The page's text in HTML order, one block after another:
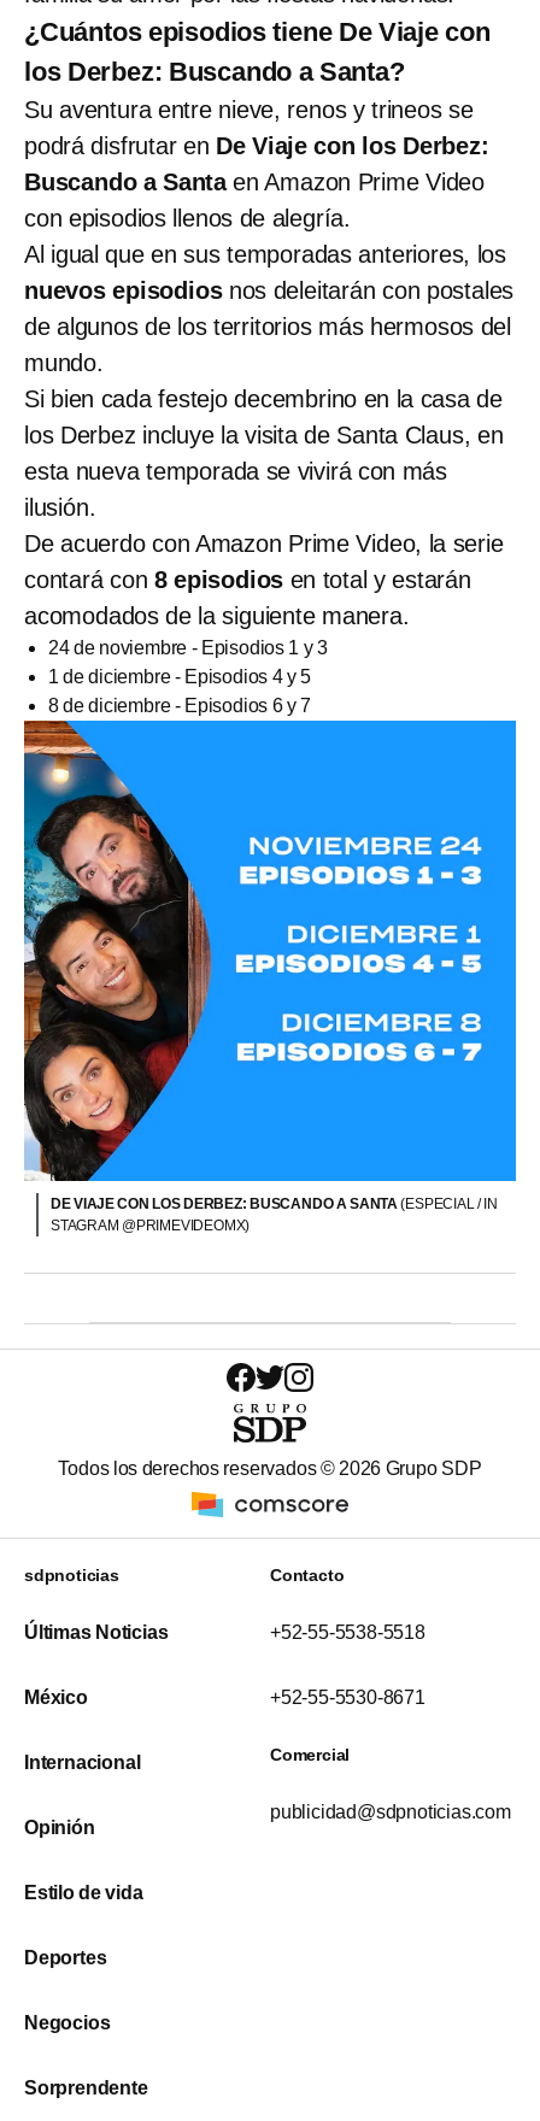
¿Cuántos episodios tiene De Viaje con
los Derbez: Buscando a Santa?
Su aventura entre nieve, renos y trineos se
podrá disfrutar en De Viaje con los Derbez:
Buscando a Santaen Amazon Prime Video
con episodios llenos de alegría.
Al igual que en sus temporadas anteriores, los
nuevos episodios nos deleitarán con postales
de algunos de los territorios más hermosos del
mundo.
Si bien cada festejo decembrino en la casa de
los Derbez incluye la visita de Santa Claus, en
esta nueva temporada se vivirá con más
ilusión.
De acuerdo con Amazon Prime Video, la serie
contará con 8 episodios en total y estarán
acomodados de la siguiente manera.
24 de noviembre - Episodios 1 y 3
1 de diciembre - Episodios 4 y 5
8 de diciembre - Episodios 6 y 7
DE VIAJE CON LOS DERBEZ: BUSCANDO A SANTA(ESPECIAL / IN
STAGRAM @PRIMEVIDEOMX)
Todos los derechos reservados © 2026 Grupo SDP
sdpnoticias
Últimas Noticias
México
Internacional
Opinión
Estilo de vida
Deportes
Negocios
Sorprendente
Contacto
+52-55-5538-5518
+52-55-5530-8671
Comercial
publicidad@sdpnoticias.com